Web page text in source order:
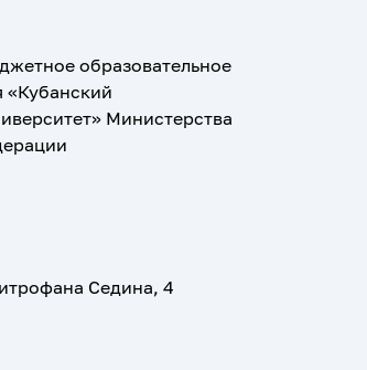
образовательное
«Кубанский
Министерства
Седина, 4